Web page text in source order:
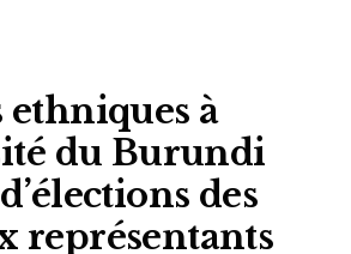
à
du Burundi
des
représentants